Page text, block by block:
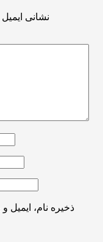
نشانی
ذخیره نام،